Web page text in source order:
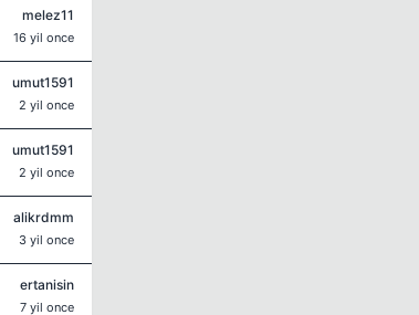
melez11
16 yil once
umut1591
2 yil once
umut1591
2 yil once
alikrdmm
3 yil once
ertanisin
7 yil once